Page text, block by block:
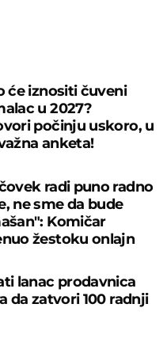
će iznositi čuveni
u 2027?
počinju uskoro, u
anketa!
radi puno radno
ne sme da bude
Komičar
žestoku onlajn
lanac prodavnica
da zatvori 100 radnji